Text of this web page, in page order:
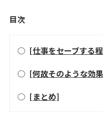
目次
○ [仕事をセーブする
○ [何故そのような効
○ [まとめ]